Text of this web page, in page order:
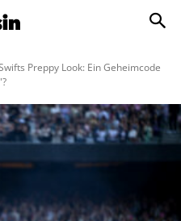
Preppy Look: Ein Geheimcode